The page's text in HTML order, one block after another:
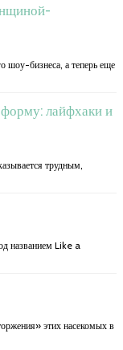
шоу-бизнеса, а теперь еще
лайфхаки и
трудным,
названием Like a
этих насекомых в